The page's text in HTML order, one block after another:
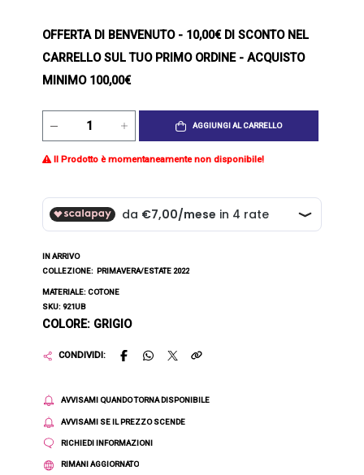
OFFERTA DI BENVENUTO- 10,00€ DI SCONTO NEL
CARRELLO SUL TUO PRIMO ORDINE - ACQUISTO
MINIMO 100,00€
AGGIUNGI AL CARRELLO
Il Prodotto è momentaneamente non disponibile!
IN ARRIVO
COLLEZIONE: PRIMAVERA/ESTATE 2022
MATERIALE: COTONE
SKU: 921UB
COLORE: GRIGIO
CONDIVIDI:
AVVISAMI QUANDO TORNA DISPONIBILE
AVVISAMI SE IL PREZZO SCENDE
RICHIEDI INFORMAZIONI
RIMANI AGGIORNATO